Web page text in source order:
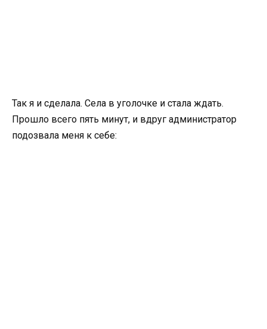
Так я и сделала. Села в уголочке и стала ждать.
Прошло всего пять минут, и вдруг администратор
подозвала меня к себе: